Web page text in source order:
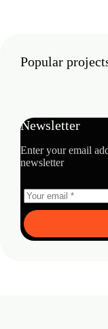
Popular
Newsletter
Enter your email
newsletter